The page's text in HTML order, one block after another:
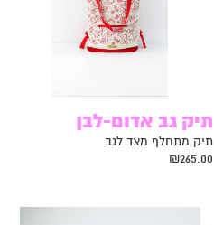
תיק גב אדום-לבן
תיק מתחלף מצד לגב
₪265.00